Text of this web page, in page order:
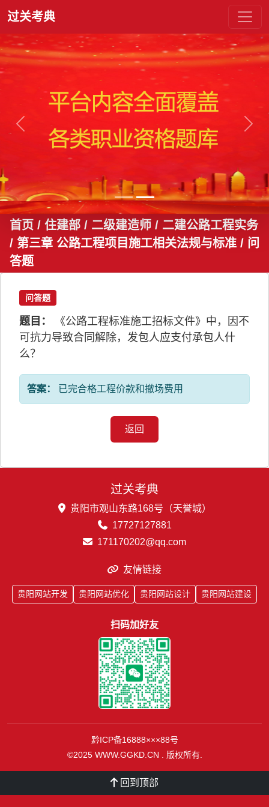
过关考典
上一张 下一
首页 / 住建部 / 二级建造师 / 二建公路工程实务
/ 第三章 公路工程项目施工相关法规与标准 / 问
答题
问答题
题目：
《公路工程标准施工招标文件》中，因不
可抗力导致合同解除，发包人应支付承包人什
么？
答案： 已完合格工程价款和撤场费用
返回
过关考典
贵阳市观山东路168号（天誉城）
17727127881
171170202@qq.com
友情链接
贵阳网站开发 贵阳网站优化 贵阳网站设计 贵阳网站建设
扫码加好友
黔ICP备16888×××88号
©2025 WWW.GGKD.CN . 版权所有.
回到顶部